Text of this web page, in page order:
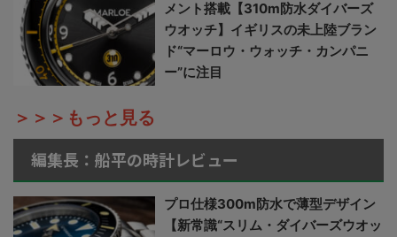
メント搭載【310m防水ダイバーズ
ウオッチ】イギリスの未上陸ブラン
ド“マーロウ・ウォッチ・カンパニ
ー”に注目
＞＞＞もっと見る
編集長：船平の時計レビュー
プロ仕様300m防水で薄型デザイン
【新常識“スリム・ダイバーズウオッ